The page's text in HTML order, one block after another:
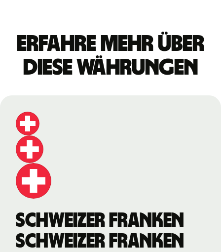
Erfahre mehr über
diese Währungen
Schweizer Franken
Schweizer Franken